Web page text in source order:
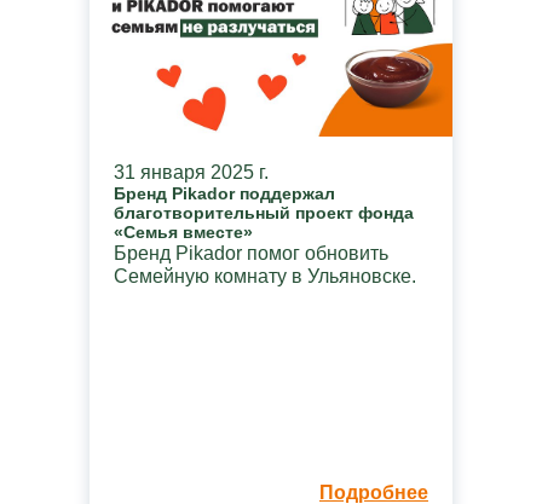
31 января 2025 г.
Бренд Pikador поддержал
благотворительный проект фонда
«Семья вместе»
Бренд Pikador помог обновить
Семейную комнату в Ульяновске.
Подробнее